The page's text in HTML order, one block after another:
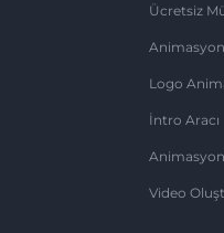
Ücretsiz
Logo
İntro Aracı
Video